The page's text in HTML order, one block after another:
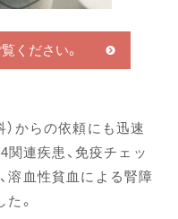
ください。
からの依頼にも迅速
関連疾患、免疫チェッ
溶血性貧血による腎障
。